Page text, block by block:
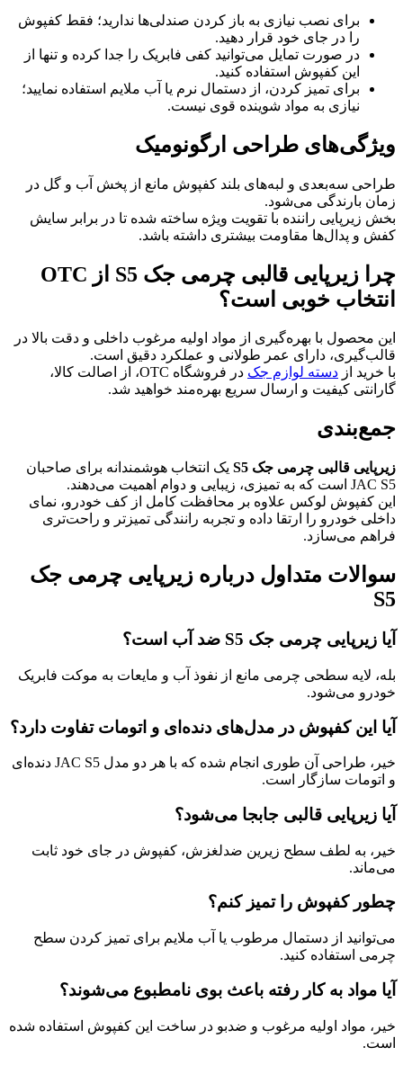
برای نصب نیازی به باز کردن صندلی‌ها ندارید؛ فقط کفپوش
را در جای خود قرار دهید.
در صورت تمایل می‌توانید کفی فابریک را جدا کرده و تنها از
این کفپوش استفاده کنید.
برای تمیز کردن، از دستمال نرم یا آب ملایم استفاده نمایید؛
نیازی به مواد شوینده قوی نیست.
ویژگی‌های طراحی ارگونومیک
طراحی سه‌بعدی و لبه‌های بلند کفپوش مانع از پخش آب و گل در
زمان بارندگی می‌شود.
بخش زیرپایی راننده با تقویت ویژه ساخته شده تا در برابر سایش
کفش و پدال‌ها مقاومت بیشتری داشته باشد.
چرا زیرپایی قالبی چرمی جک S5 از OTC
انتخاب خوبی است؟
این محصول با بهره‌گیری از مواد اولیه مرغوب داخلی و دقت بالا در
قالب‌گیری، دارای عمر طولانی و عملکرد دقیق است.
با خرید از دسته لوازم جک
در فروشگاه OTC، از اصالت کالا،
گارانتی کیفیت و ارسال سریع بهره‌مند خواهید شد.
جمع‌بندی
زیرپایی قالبی چرمی جک S5
یک انتخاب هوشمندانه برای صاحبان
JAC S5 است که به تمیزی، زیبایی و دوام اهمیت می‌دهند.
این کفپوش لوکس علاوه بر محافظت کامل از کف خودرو، نمای
داخلی خودرو را ارتقا داده و تجربه رانندگی تمیزتر و راحت‌تری
فراهم می‌سازد.
سوالات متداول درباره زیرپایی چرمی جک
S5
آیا زیرپایی چرمی جک S5 ضد آب است؟
بله، لایه سطحی چرمی مانع از نفوذ آب و مایعات به موکت فابریک
خودرو می‌شود.
آیا این کفپوش در مدل‌های دنده‌ای و اتومات تفاوت دارد؟
خیر، طراحی آن طوری انجام شده که با هر دو مدل JAC S5 دنده‌ای
و اتومات سازگار است.
آیا زیرپایی قالبی جابجا می‌شود؟
خیر، به لطف سطح زیرین ضدلغزش، کفپوش در جای خود ثابت
می‌ماند.
چطور کفپوش را تمیز کنم؟
می‌توانید از دستمال مرطوب یا آب ملایم برای تمیز کردن سطح
چرمی استفاده کنید.
آیا مواد به کار رفته باعث بوی نامطبوع می‌شوند؟
خیر، مواد اولیه مرغوب و ضدبو در ساخت این کفپوش استفاده شده
است.